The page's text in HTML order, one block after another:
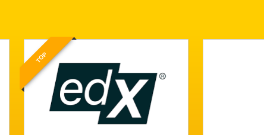
TOP